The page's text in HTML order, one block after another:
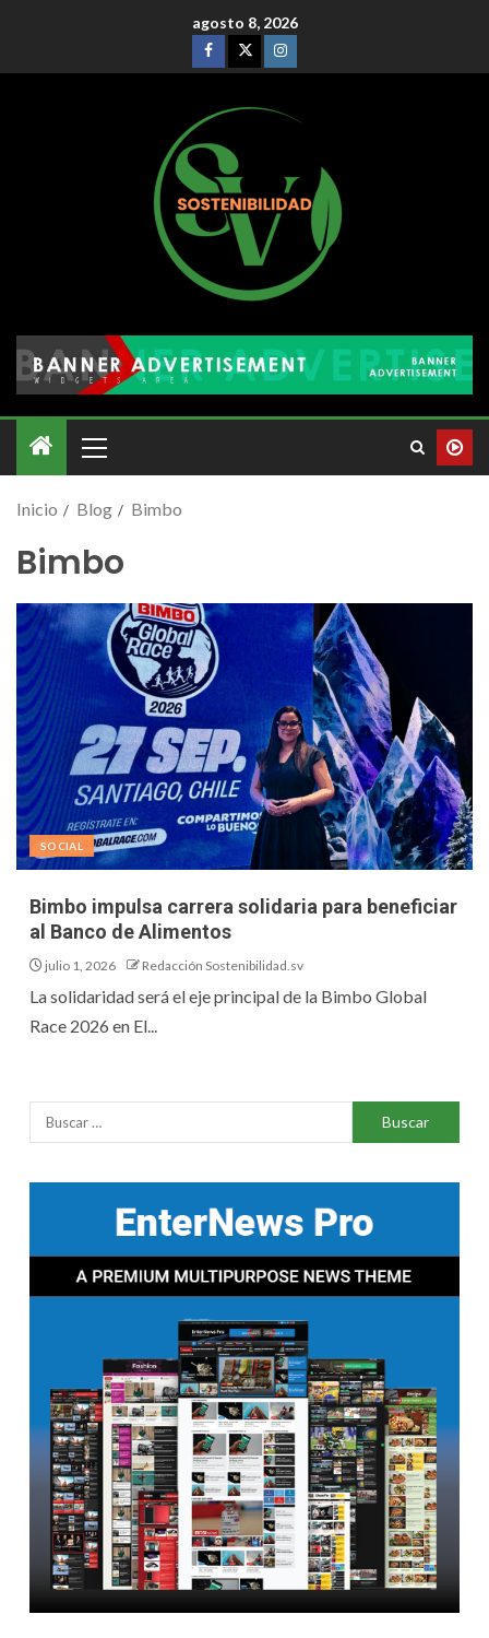
agosto 8, 2026
Inicio Blog Bimbo
Bimbo
SOCIAL
Bimbo impulsa carrera solidaria para beneficiar
al Banco de Alimentos
julio 1, 2026 Redacción Sostenibilidad.sv
La solidaridad será el eje principal de la Bimbo Global
Race 2026 en El...